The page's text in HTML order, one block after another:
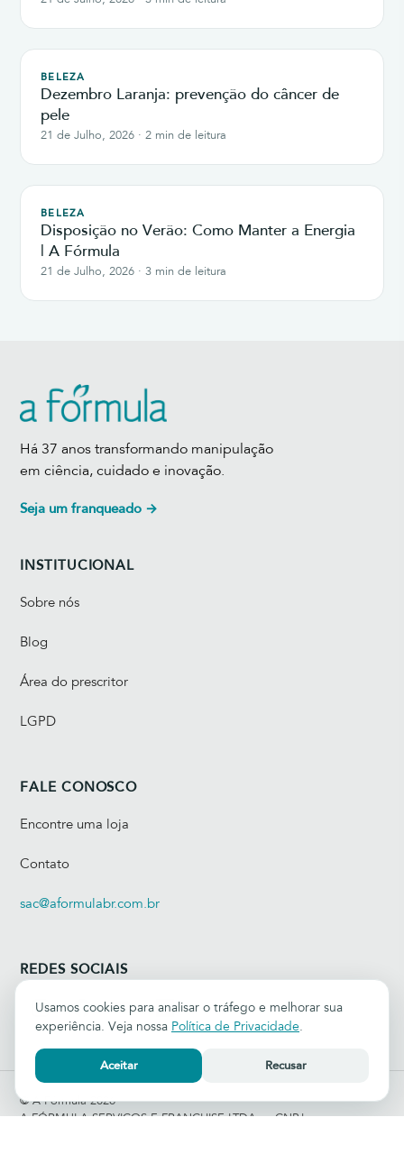
BELEZA
Dezembro Laranja: prevenção do câncer de
pele
21 de Julho, 2026 · 2 min de leitura
BELEZA
Disposição no Verão: Como Manter a Energia
| A Fórmula
21 de Julho, 2026 · 3 min de leitura
Há 37 anos transformando manipulação
em ciência, cuidado e inovação.
Seja um franqueado →
INSTITUCIONAL
Sobre nós
Blog
Área do prescritor
LGPD
FALE CONOSCO
Encontre uma loja
Contato
sac@aformulabr.com.br
REDES SOCIAIS
© A Fórmula 2026
A FÓRMULA SERVIÇOS E FRANCHISE LTDA — CNPJ:
Usamos cookies para analisar o tráfego e melhorar sua
experiência. Veja nossa Política de Privacidade.
Aceitar Recusar